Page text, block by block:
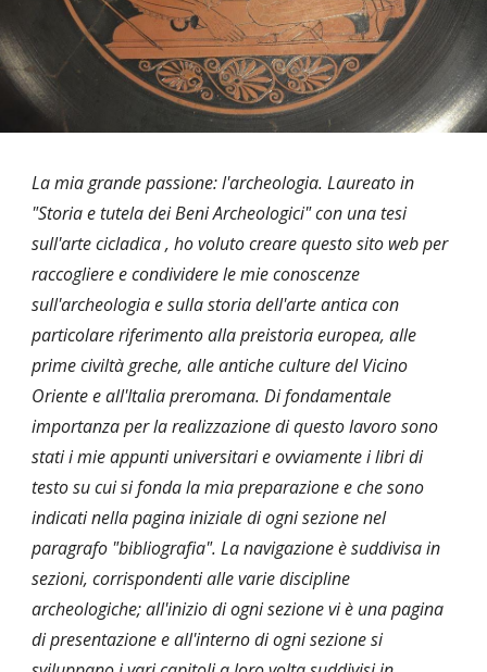
La mia grande passione: l'archeologia. Laureato in
"Storia e tutela dei Beni Archeologici" con una tesi
sull'arte cicladica , ho voluto creare questo sito web per
raccogliere e condividere le mie conoscenze
sull'archeologia e sulla storia dell'arte antica con
particolare riferimento alla preistoria europea, alle
prime civiltà greche, alle antiche culture del Vicino
Oriente e all'Italia preromana. Di fondamentale
importanza per la realizzazione di questo lavoro sono
stati i mie appunti universitari e ovviamente i libri di
testo su cui si fonda la mia preparazione e che sono
indicati nella pagina iniziale di ogni sezione nel
paragrafo "bibliografia". La navigazione è suddivisa in
sezioni, corrispondenti alle varie discipline
archeologiche; all'inizio di ogni sezione vi è una pagina
di presentazione e all'interno di ogni sezione si